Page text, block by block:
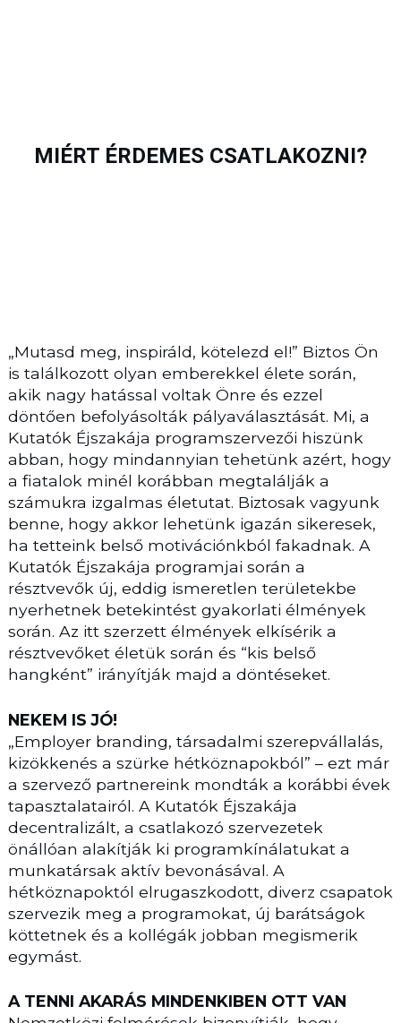
MIÉRT ÉRDEMES CSATLAKOZNI?
„Mutasd meg, inspiráld, kötelezd el!” Biztos Ön
is találkozott olyan emberekkel élete során,
akik nagy hatással voltak Önre és ezzel
döntően befolyásolták pályaválasztását. Mi, a
Kutatók Éjszakája programszervezői hiszünk
abban, hogy mindannyian tehetünk azért, hogy
a fiatalok minél korábban megtalálják a
számukra izgalmas életutat. Biztosak vagyunk
benne, hogy akkor lehetünk igazán sikeresek,
ha tetteink belső motivációnkból fakadnak. A
Kutatók Éjszakája programjai során a
résztvevők új, eddig ismeretlen területekbe
nyerhetnek betekintést gyakorlati élmények
során. Az itt szerzett élmények elkísérik a
résztvevőket életük során és “kis belső
hangként” irányítják majd a döntéseket.
NEKEM IS JÓ!
„Employer branding, társadalmi szerepvállalás,
kizökkenés a szürke hétköznapokból” – ezt már
a szervező partnereink mondták a korábbi évek
tapasztalatairól. A Kutatók Éjszakája
decentralizált, a csatlakozó szervezetek
önállóan alakítják ki programkínálatukat a
munkatársak aktív bevonásával. A
hétköznapoktól elrugaszkodott, diverz csapatok
szervezik meg a programokat, új barátságok
köttetnek és a kollégák jobban megismerik
egymást.
A TENNI AKARÁS MINDENKIBEN OTT VAN